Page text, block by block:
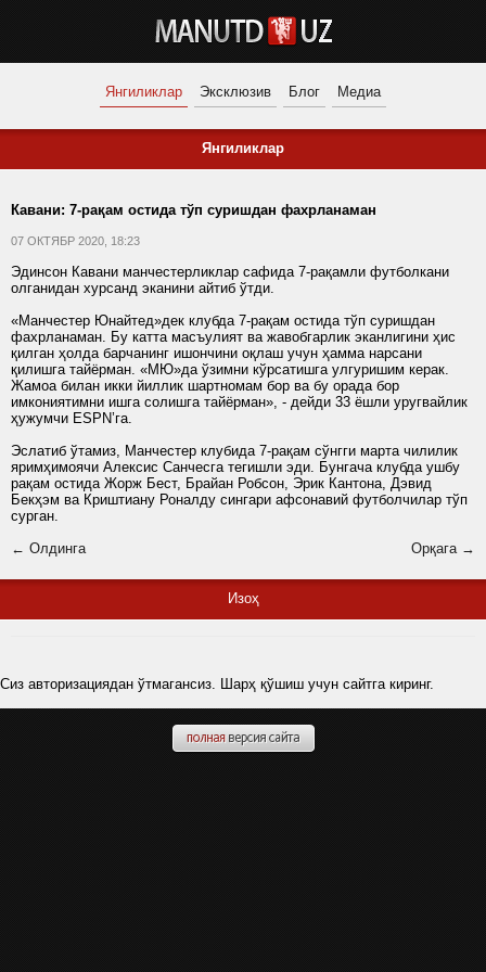
Янгиликлар Эксклюзив Блог Медиа
Янгиликлар
Кавани: 7-рақам остида тўп суришдан фахрланаман
07 ОКТЯБР 2020, 18:23
Эдинсон Кавани манчестерликлар сафида 7-рақамли футболкани
олганидан хурсанд эканини айтиб ўтди.
«Манчестер Юнайтед»дек клубда 7-рақам остида тўп суришдан
фахрланаман. Бу катта масъулият ва жавобгарлик эканлигини ҳис
қилган ҳолда барчанинг ишончини оқлаш учун ҳамма нарсани
қилишга тайёрман. «МЮ»да ўзимни кўрсатишга улгуришим керак.
Жамоа билан икки йиллик шартномам бор ва бу орада бор
имкониятимни ишга солишга тайёрман», - дейди 33 ёшли уругвайлик
ҳужумчи ESPN’га.
Эслатиб ўтамиз, Манчестер клубида 7-рақам сўнгги марта чилилик
яримҳимоячи Алексис Санчесга тегишли эди. Бунгача клубда ушбу
рақам остида Жорж Бест, Брайан Робсон, Эрик Кантона, Дэвид
Бекҳэм ва Криштиану Роналду сингари афсонавий футболчилар тўп
сурган.
← Олдинга
Орқага →
Изоҳ
Сиз авторизациядан ўтмагансиз. Шарҳ қўшиш учун сайтга киринг.